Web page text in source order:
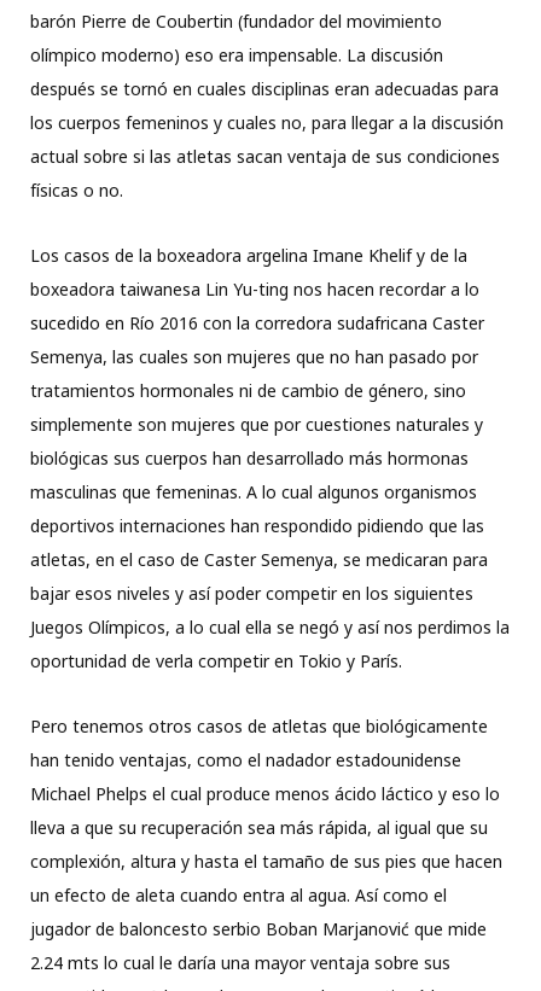
barón Pierre de Coubertin (fundador del movimiento
olímpico moderno) eso era impensable. La discusión
después se tornó en cuales disciplinas eran adecuadas para
los cuerpos femeninos y cuales no, para llegar a la discusión
actual sobre si las atletas sacan ventaja de sus condiciones
físicas o no.
Los casos de la boxeadora argelina Imane Khelif y de la
boxeadora taiwanesa Lin Yu-ting nos hacen recordar a lo
sucedido en Río 2016 con la corredora sudafricana Caster
Semenya, las cuales son mujeres que no han pasado por
tratamientos hormonales ni de cambio de género, sino
simplemente son mujeres que por cuestiones naturales y
biológicas sus cuerpos han desarrollado más hormonas
masculinas que femeninas. A lo cual algunos organismos
deportivos internaciones han respondido pidiendo que las
atletas, en el caso de Caster Semenya, se medicaran para
bajar esos niveles y así poder competir en los siguientes
Juegos Olímpicos, a lo cual ella se negó y así nos perdimos la
oportunidad de verla competir en Tokio y París.
Pero tenemos otros casos de atletas que biológicamente
han tenido ventajas, como el nadador estadounidense
Michael Phelps el cual produce menos ácido láctico y eso lo
lleva a que su recuperación sea más rápida, al igual que su
complexión, altura y hasta el tamaño de sus pies que hacen
un efecto de aleta cuando entra al agua. Así como el
jugador de baloncesto serbio Boban Marjanović que mide
2.24 mts lo cual le daría una mayor ventaja sobre sus